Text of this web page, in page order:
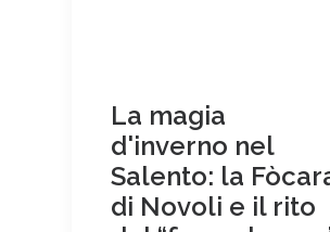
La magia
d'inverno nel
Salento: la
di Novoli e il rito